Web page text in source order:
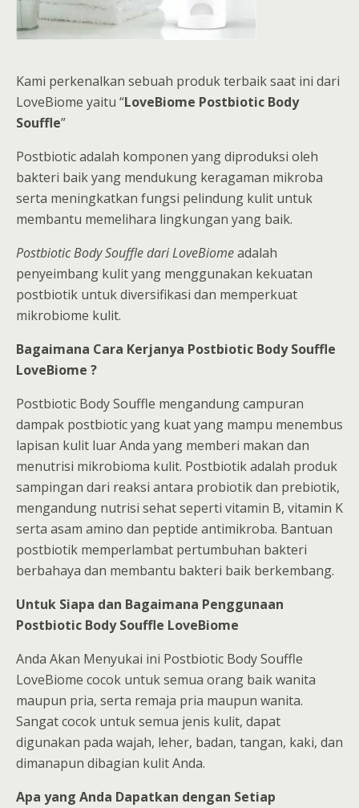
Kami perkenalkan sebuah produk terbaik saat ini dari
LoveBiome yaitu “LoveBiome Postbiotic Body
Souffle”
Postbiotic adalah komponen yang diproduksi oleh
bakteri baik yang mendukung keragaman mikroba
serta meningkatkan fungsi pelindung kulit untuk
membantu memelihara lingkungan yang baik.
Postbiotic Body Souffle dari LoveBiomeadalah
penyeimbang kulit yang menggunakan kekuatan
postbiotik untuk diversifikasi dan memperkuat
mikrobiome kulit.
Bagaimana Cara Kerjanya Postbiotic Body Souffle
LoveBiome ?
Postbiotic Body Souffle mengandung campuran
dampak postbiotic yang kuat yang mampu menembus
lapisan kulit luar Anda yang memberi makan dan
menutrisi mikrobioma kulit. Postbiotik adalah produk
sampingan dari reaksi antara probiotik dan prebiotik,
mengandung nutrisi sehat seperti vitamin B, vitamin K
serta asam amino dan peptide antimikroba. Bantuan
postbiotik memperlambat pertumbuhan bakteri
berbahaya dan membantu bakteri baik berkembang.
Untuk Siapa dan Bagaimana Penggunaan
Postbiotic Body Souffle LoveBiome
Anda Akan Menyukai ini Postbiotic Body Souffle
LoveBiome cocok untuk semua orang baik wanita
maupun pria, serta remaja pria maupun wanita.
Sangat cocok untuk semua jenis kulit, dapat
digunakan pada wajah, leher, badan, tangan, kaki, dan
dimanapun dibagian kulit Anda.
Apa yang Anda Dapatkan dengan Setiap